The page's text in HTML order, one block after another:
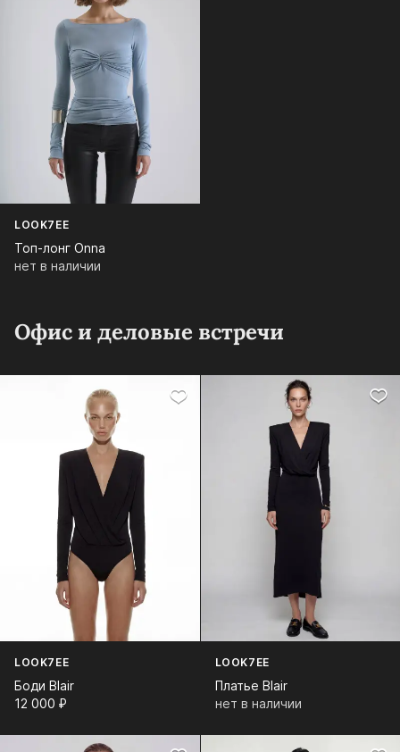
LOOK7EE
Топ-лонг Onna
нет в наличии
Офис и деловые встречи
LOOK7EE
Боди Blair
12 000⁠ ⁠₽
LOOK7EE
Платье Blair
нет в наличии